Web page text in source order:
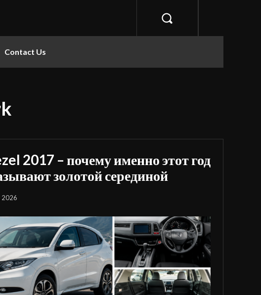
Contact Us
2017 – почему именно этот год
золотой серединой
2026